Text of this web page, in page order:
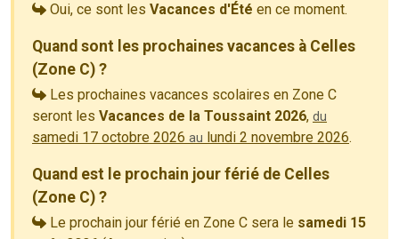
Oui, ce sont les Vacances d'Été en ce moment.
Quand sont les prochaines vacances à Celles
(Zone C) ?
Les prochaines vacances scolaires en Zone C
seront les Vacances de la Toussaint 2026, du
samedi 17 octobre 2026 au lundi 2 novembre 2026.
Quand est le prochain jour férié de Celles
(Zone C) ?
Le prochain jour férié en Zone C sera le samedi 15